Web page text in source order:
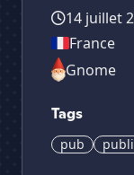
14 juillet
France
Gnome
Tags
pub